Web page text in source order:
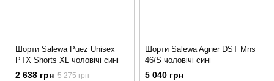
Шорти Salewa Puez Unisex
PTX Shorts XL чоловічі сині
2 638 грн 5 275 грн
Шорти Salewa Agner DST Mns
46/S чоловічі сині
5 040 грн